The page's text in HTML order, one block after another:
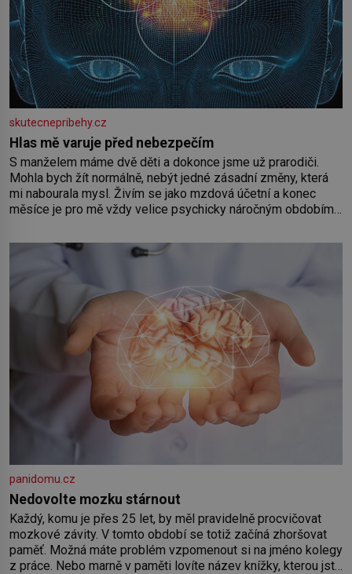
skutecnepribehy.cz
Hlas mě varuje před nebezpečím
S manželem máme dvě děti a dokonce jsme už prarodiči.
Mohla bych žít normálně, nebýt jedné zásadní změny, která
mi nabourala mysl. Živím se jako mzdová účetní a konec
měsíce je pro mě vždy velice psychicky náročným obdobím.
o pomoc, co se hlídání týče. Dalo by se
panidomu.cz
Nedovolte mozku stárnout
Každý, komu je přes 25 let, by měl pravidelně procvičovat
mozkové závity. V tomto období se totiž začíná zhoršovat
paměť. Možná máte problém vzpomenout si na jméno kolegy
z práce. Nebo marně v paměti lovíte název knížky, kterou jste